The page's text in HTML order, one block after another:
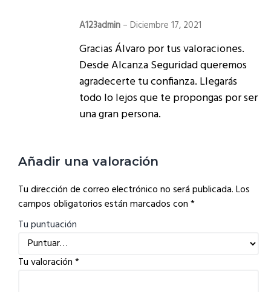
A123admin – Diciembre 17, 2021
Gracias Álvaro por tus valoraciones.
Desde Alcanza Seguridad queremos
agradecerte tu confianza. Llegarás
todo lo lejos que te propongas por ser
una gran persona.
Añadir una valoración
Tu dirección de correo electrónico no será publicada.Los
campos obligatorios están marcados con*
Tu puntuación
Tu valoración*